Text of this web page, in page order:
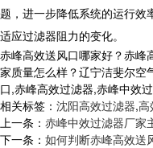
题，进一步降低系统的运行效
适应过滤器阻力的变化。
赤峰高效送风口哪家好？赤峰
家质量怎么样？辽宁洁斐尔空
口,赤峰高效过滤器,赤峰中效
相关标签： 沈阳高效过滤器,高
上一条： 赤峰中效过滤器厂家
下一条： 如何判断赤峰高效送